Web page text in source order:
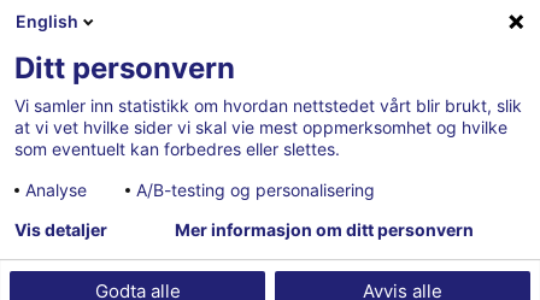
E-post
Se vår personvernerklæring her
English
Ditt personvern
Vi samler inn statistikk om hvordan nettstedet vårt blir brukt, slik
at vi vet hvilke sider vi skal vie mest oppmerksomhet og hvilke
som eventuelt kan forbedres eller slettes.
Analyse
A/B-testing og personalisering
Godta alle Avvis alle
Vis detaljer Mer informasjon om ditt personvern